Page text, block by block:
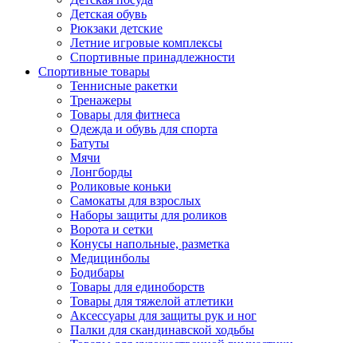
Детская обувь
Рюкзаки детские
Летние игровые комплексы
Спортивные принадлежности
Спортивные товары
Теннисные ракетки
Тренажеры
Товары для фитнеса
Одежда и обувь для спорта
Батуты
Мячи
Лонгборды
Роликовые коньки
Самокаты для взрослых
Наборы защиты для роликов
Ворота и сетки
Конусы напольные, разметка
Медицинболы
Бодибары
Товары для единоборств
Товары для тяжелой атлетики
Аксессуары для защиты рук и ног
Палки для скандинавской ходьбы